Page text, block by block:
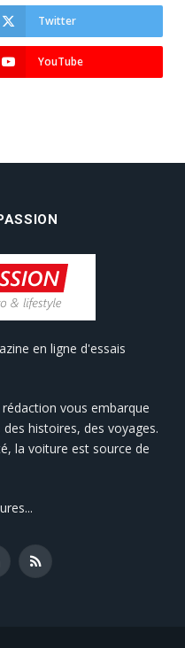
Twitter
YouTube
en ligne d'essais
vous embarque
histoires, des voyages.
la voiture est source de
RSS